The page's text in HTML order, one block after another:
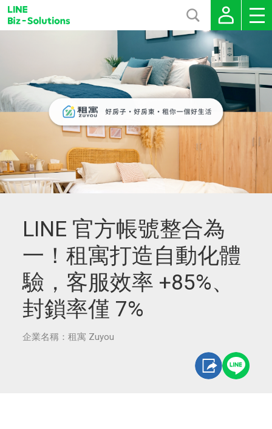
LINE 官方帳號整合為
一！租寓打造自動化體
驗，客服效率 +85%、
封鎖率僅 7%
企業名稱：租寓 Zuyou